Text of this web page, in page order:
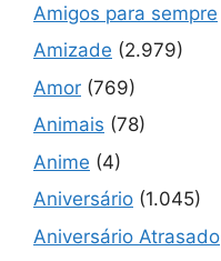
Amigos para sempre
Amizade (2.979)
Amor (769)
Animais (78)
Anime (4)
Aniversário (1.045)
Aniversário Atrasado